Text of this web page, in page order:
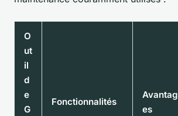
O
ut
il
d
e
G
Fonctionnalités
Avantag
es